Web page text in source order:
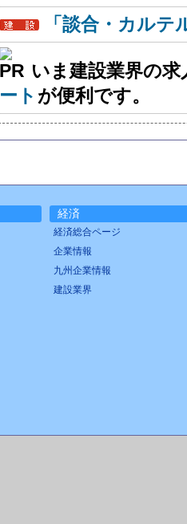
「談合・カル
いま建設業界の
ート が便利です。
経済
経済総合ページ
企業情報
九州企業情報
建設業界